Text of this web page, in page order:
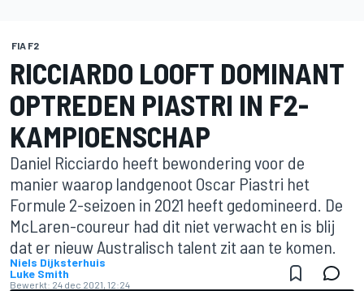
FIA F2
RICCIARDO LOOFT DOMINANT
OPTREDEN PIASTRI IN F2-
KAMPIOENSCHAP
Daniel Ricciardo heeft bewondering voor de
manier waarop landgenoot Oscar Piastri het
Formule 2-seizoen in 2021 heeft gedomineerd. De
McLaren-coureur had dit niet verwacht en is blij
dat er nieuw Australisch talent zit aan te komen.
Niels Dijksterhuis
Luke Smith
Bewerkt: 24 dec 2021, 12:24